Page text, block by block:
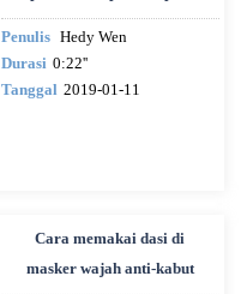
Penulis Hedy Wen
Durasi 0:22''
Tanggal 2019-01-11
Cara memakai dasi di
masker wajah anti-kabut